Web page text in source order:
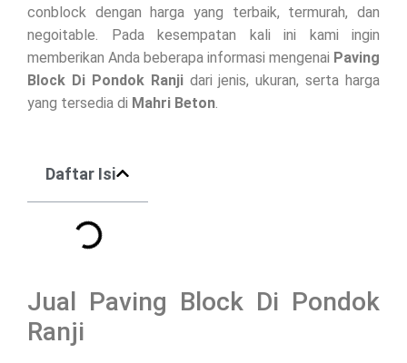
conblock dengan harga yang terbaik, termurah, dan
negoitable. Pada kesempatan kali ini kami ingin
memberikan Anda beberapa informasi mengenai Paving
Block Di Pondok Ranji dari jenis, ukuran, serta harga
yang tersedia di Mahri Beton.
Daftar Isi
Jual Paving Block Di Pondok
Ranji